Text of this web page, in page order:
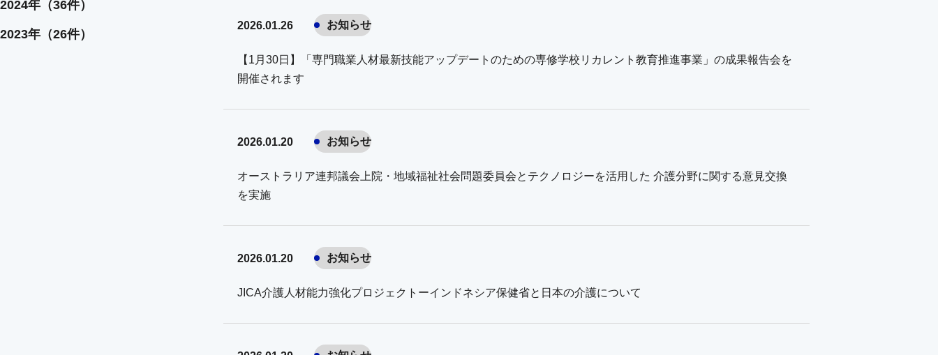
2024年（36件）
2023年（26件）
2026.01.26 お知らせ
【1月30日】「専門職業人材最新技能アップデートのための専修学校リカレント教育推進事業」の成果報告会を
開催されます
2026.01.20 お知らせ
オーストラリア連邦議会上院・地域福祉社会問題委員会とテクノロジーを活用した 介護分野に関する意見交換
を実施
2026.01.20 お知らせ
JICA介護人材能力強化プロジェクトーインドネシア保健省と日本の介護について